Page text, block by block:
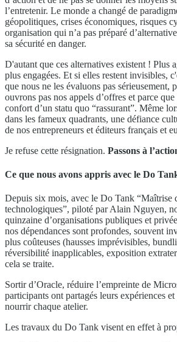
l’entretenir. Le monde a changé de
géopolitiques, crises économiques, risques
organisation qui n’a pas préparé
sa sécurité en danger.
D'autant que ces alternatives existent ! Plus
plus engagées. Et si elles restent invisibles,
que nous ne les évaluons pas sérieusement,
ouvrons pas nos appels d’offres et parce
confort d’un statu quo “rassurant”. Même
dans les fameux quadrants, une défiance
de nos entrepreneurs et éditeurs français et
Je refuse cette résignation. Passons à
Ce que nous avons appris avec le Do
Depuis six mois, avec le Do Tank “Maîtrise
technologiques”, piloté par Alain Nguyen,
quinzaine d’organisations publiques et
nos dépendances sont profondes, souvent
plus coûteuses (hausses imprévisibles,
réversibilité inapplicables, exposition
cela se traite.
Sortir d’Oracle, réduire l’empreinte de
participants ont partagés leurs expériences
nourrir chaque atelier.
Les travaux du Do Tank visent en effet à